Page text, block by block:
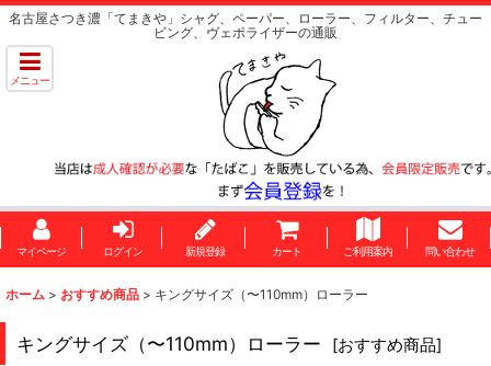
名古屋さつき濃「てまきや」シャグ、ペーパー、ローラー、フィルター、チュー
ビング、ヴェポライザーの通販
メニュー
マイページ ログイン 新規登録 カート ご利用案内 問い合わせ
ホーム > おすすめ商品 > キングサイズ（〜110mm）ローラー
キングサイズ（〜110mm）ローラー [おすすめ商品]